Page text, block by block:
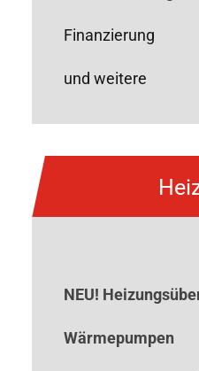
Finanzierung
und weitere
NEU!
Wärmepumpen